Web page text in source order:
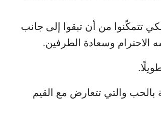
تتمكّنوا من أن تبقوا إلى جانب
وسعادة الطرفين.
بالحب والتي تتعارض مع القيم